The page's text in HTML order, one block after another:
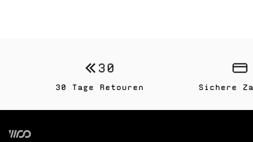
30 Tage Retouren Sichere